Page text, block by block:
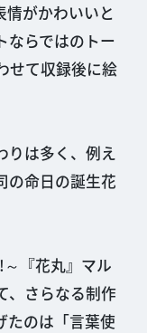
情がかわいいと
ならではのトー
せて収録後に絵
りは多く、例え
の命日の誕生花
『花丸』マル
、さらなる制作
たのは「言葉使